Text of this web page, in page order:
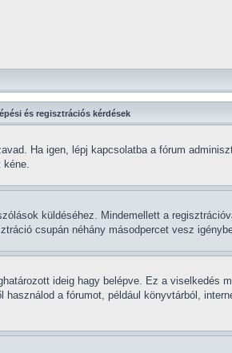
és regisztrációs kérdések
Ha igen, lépj kapcsolatba a fórum
kéne.
küldéséhez. Mindemellett a
csupán néhány másodpercet vesz
ideig hagy belépve. Ez a viselkedés
a fórumot, például könyvtárból,